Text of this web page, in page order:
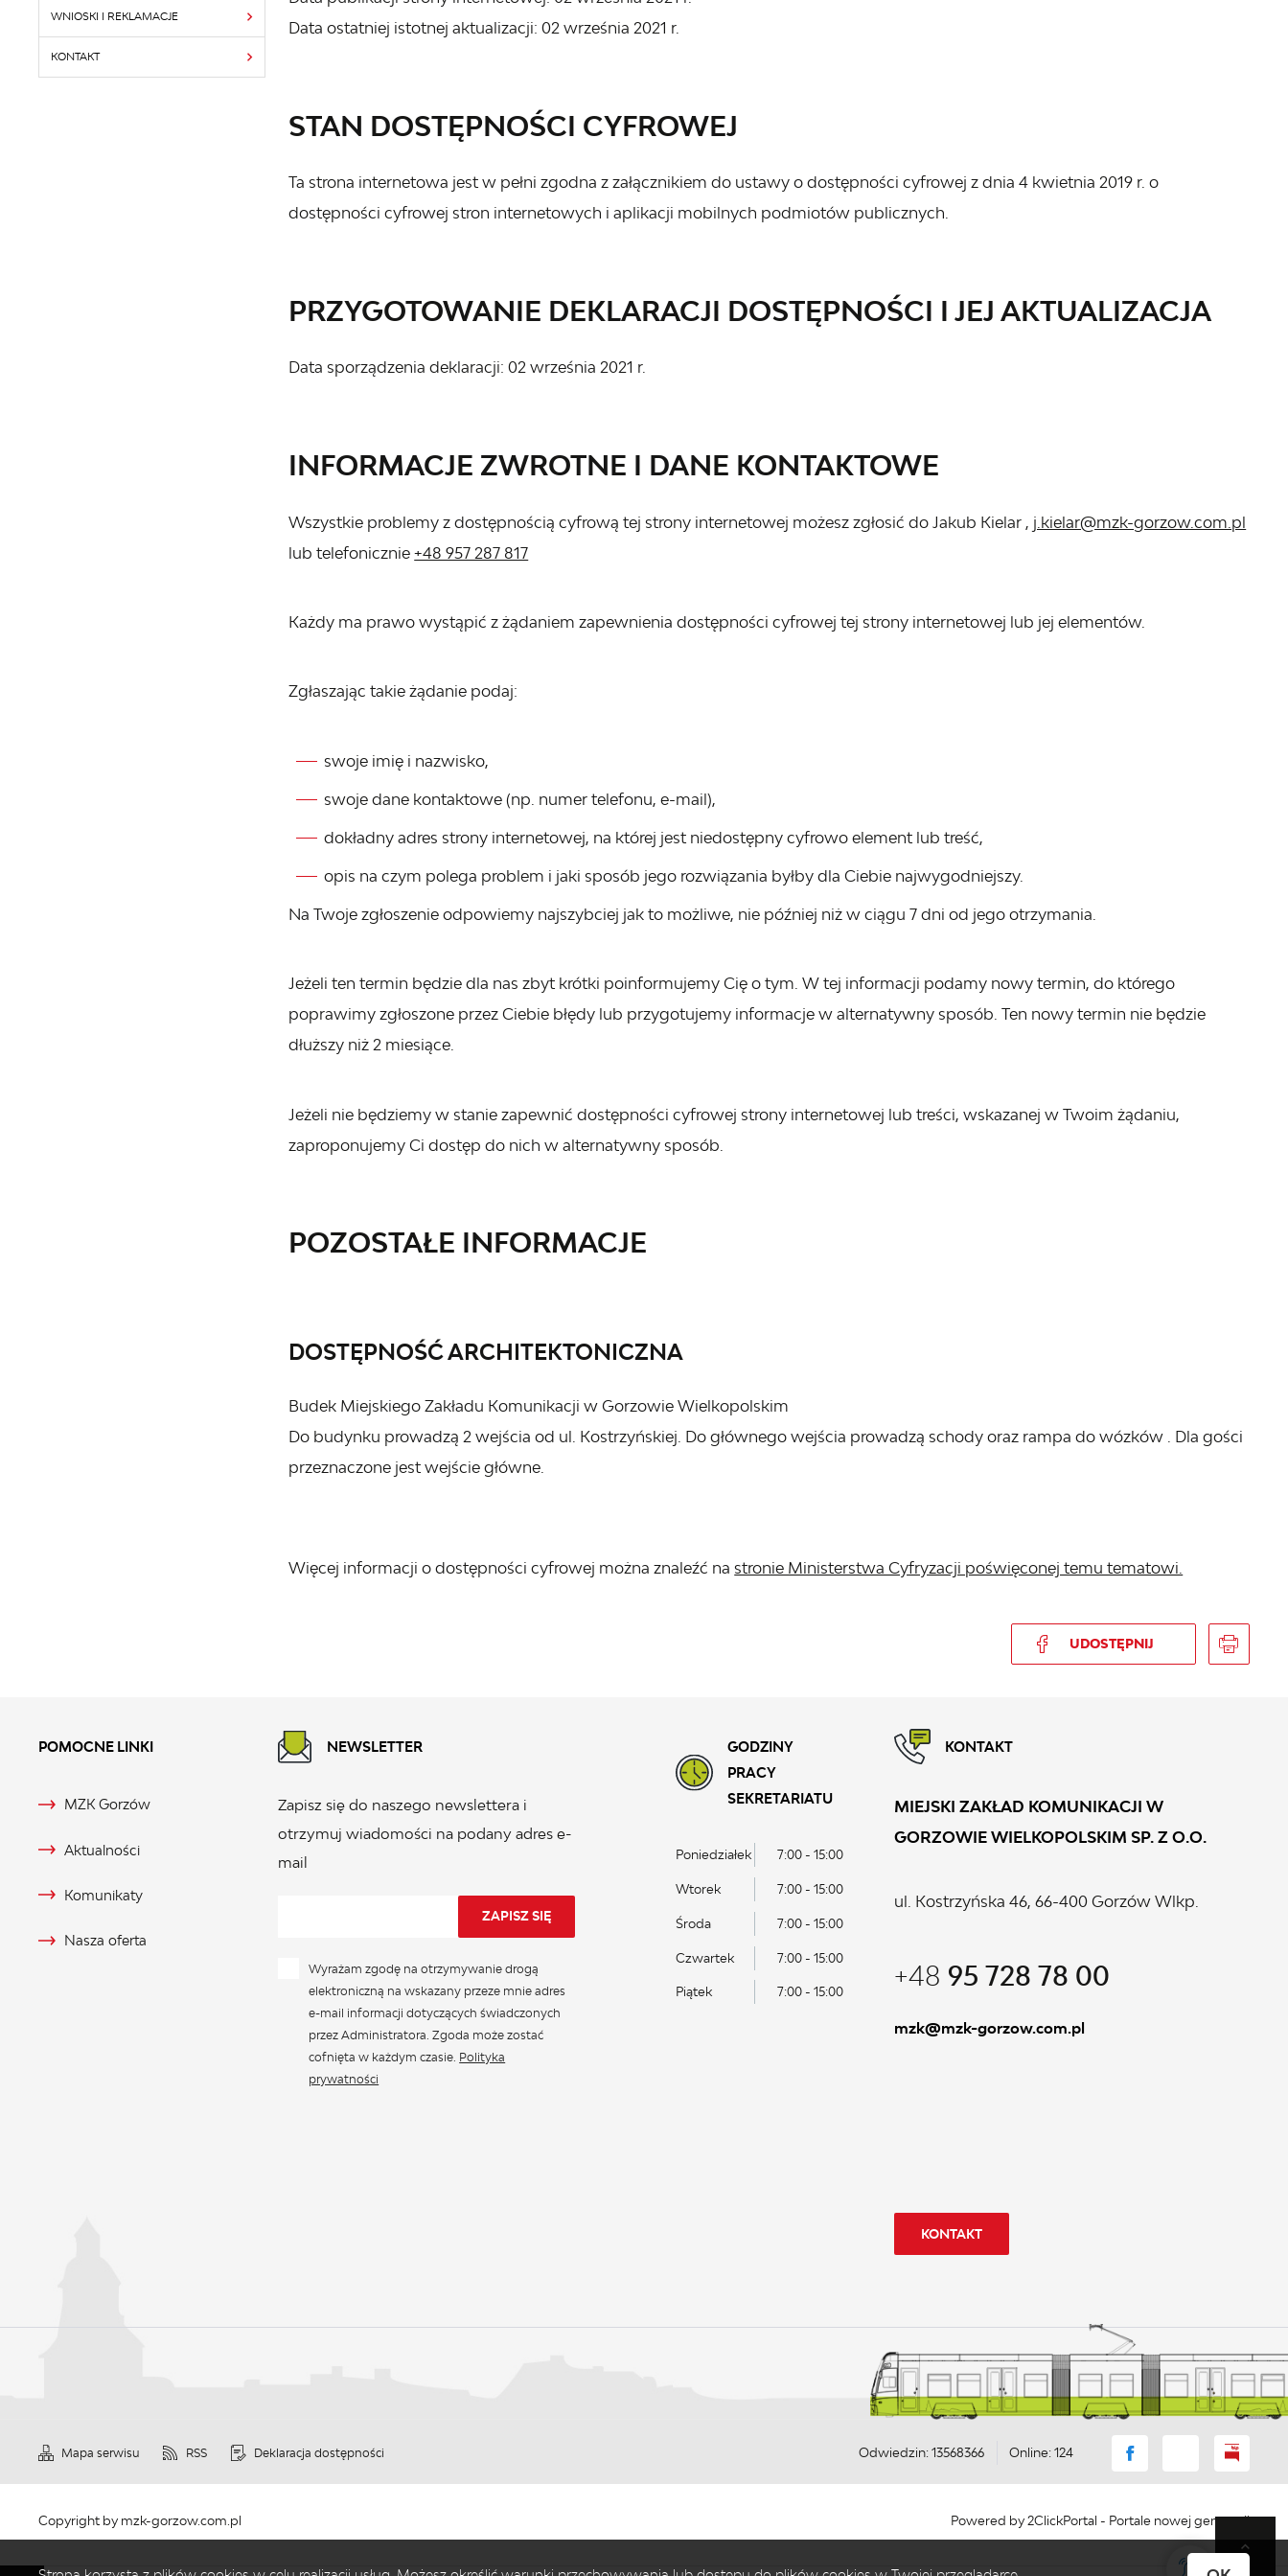
WNIOSKI I REKLAMACJE
KONTAKT
Data ostatniej istotnej aktualizacji:02 września 2021 r.
STAN DOSTĘPNOŚCI CYFROWEJ
Ta strona internetowa jest w pełni zgodna z załącznikiem do ustawy o dostępności cyfrowej z dnia 4 kwietnia 2019 r. o
dostępności cyfrowej stron internetowych i aplikacji mobilnych podmiotów publicznych.
PRZYGOTOWANIE DEKLARACJI DOSTĘPNOŚCI I JEJ AKTUALIZACJA
Data sporządzenia deklaracji:02 września 2021 r.
INFORMACJE ZWROTNE I DANE KONTAKTOWE
Wszystkie problemy z dostępnością cyfrową tej strony internetowej możesz zgłosić doJakub Kielar , j.kielar@mzk-gorzow.com.pl
lub telefonicznie+48 957 287 817
Każdy ma prawo wystąpić z żądaniem zapewnienia dostępności cyfrowej tej strony internetowej lub jej elementów.
Zgłaszając takie żądanie podaj:
swoje imię i nazwisko,
swoje dane kontaktowe (np. numer telefonu, e-mail),
dokładny adres strony internetowej, na której jest niedostępny cyfrowo element lub treść,
opis na czym polega problem i jaki sposób jego rozwiązania byłby dla Ciebie najwygodniejszy.
Na Twoje zgłoszenie odpowiemy najszybciej jak to możliwe, nie później niż w ciągu 7 dni od jego otrzymania.
Jeżeli ten termin będzie dla nas zbyt krótki poinformujemy Cię o tym. W tej informacji podamy nowy termin, do którego
poprawimy zgłoszone przez Ciebie błędy lub przygotujemy informacje w alternatywny sposób. Ten nowy termin nie będzie
dłuższy niż 2 miesiące.
Jeżeli nie będziemy w stanie zapewnić dostępności cyfrowej strony internetowej lub treści, wskazanej w Twoim żądaniu,
zaproponujemy Ci dostęp do nich w alternatywny sposób.
POZOSTAŁE INFORMACJE
DOSTĘPNOŚĆ ARCHITEKTONICZNA
Budek Miejskiego Zakładu Komunikacji w Gorzowie Wielkopolskim
Do budynku prowadzą 2 wejścia od ul. Kostrzyńskiej. Do głównego wejścia prowadzą schody oraz rampa do wózków . Dla gości
przeznaczone jest wejście główne.
Więcej informacji o dostępności cyfrowej można znaleźć nastronie Ministerstwa Cyfryzacji poświęconej temu tematowi.
UDOSTĘPNIJ
POMOCNE LINKI
MZK Gorzów
Aktualności
Komunikaty
Nasza oferta
NEWSLETTER
Zapisz się do naszego newslettera i
otrzymuj wiadomości na podany adres e-
mail
Wyrażam zgodę na otrzymywanie drogą
elektroniczną na wskazany przeze mnie adres
e-mail informacji dotyczących świadczonych
przez Administratora. Zgoda może zostać
cofnięta w każdym czasie. Polityka
prywatności
GODZINY
PRACY
SEKRETARIATU
Poniedziałek 7:00 - 15:00
Wtorek 7:00 - 15:00
Środa 7:00 - 15:00
Czwartek 7:00 - 15:00
Piątek 7:00 - 15:00
KONTAKT
MIEJSKI ZAKŁAD KOMUNIKACJI W
GORZOWIE WIELKOPOLSKIM SP. Z O.O.
ul. Kostrzyńska 46, 66-400 Gorzów Wlkp.
+48 95 728 78 00
mzk@mzk-gorzow.com.pl
KONTAKT
Mapa serwisu RSS Deklaracja dostępności Odwiedzin: 13568366 Online: 124
Copyright by mzk-gorzow.com.pl Powered by2ClickPortal - Portale nowej generacji